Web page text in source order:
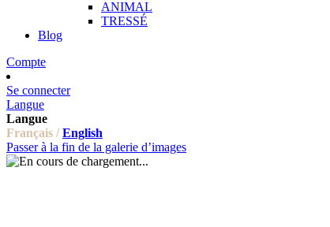
ANIMAL
TRESSÉ
Blog
Compte
Se connecter
Langue
Langue
Français / English
Passer à la fin de la galerie d’images